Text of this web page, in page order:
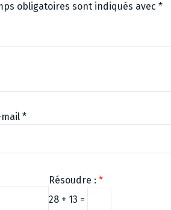
obligatoires sont indiqués avec *
mail *
Résoudre :*
28 + 13 =